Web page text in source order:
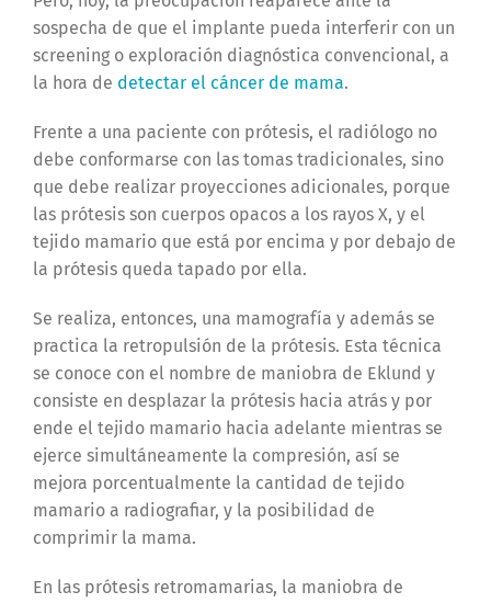
sospecha de que el implante pueda interferir con un
screening o exploración diagnóstica convencional, a
la hora de detectar el cáncer de mama.
Frente a una paciente con prótesis, el radiólogo no
debe conformarse con las tomas tradicionales, sino
que debe realizar proyecciones adicionales, porque
las prótesis son cuerpos opacos a los rayos X, y el
tejido mamario que está por encima y por debajo de
la prótesis queda tapado por ella.
Se realiza, entonces, una mamografía y además se
practica la retropulsión de la prótesis. Esta técnica
se conoce con el nombre de maniobra de Eklund y
consiste en desplazar la prótesis hacia atrás y por
ende el tejido mamario hacia adelante mientras se
ejerce simultáneamente la compresión, así se
mejora porcentualmente la cantidad de tejido
mamario a radiografiar, y la posibilidad de
comprimir la mama.
En las prótesis retromamarias, la maniobra de